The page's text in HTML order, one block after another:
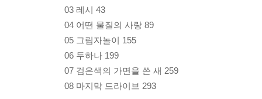
03 레시 43
04 어떤 물질의 사랑 89
05 그림자놀이 155
06 두하나 199
07 검은색의 가면을 쓴 새 259
08 마지막 드라이브 293